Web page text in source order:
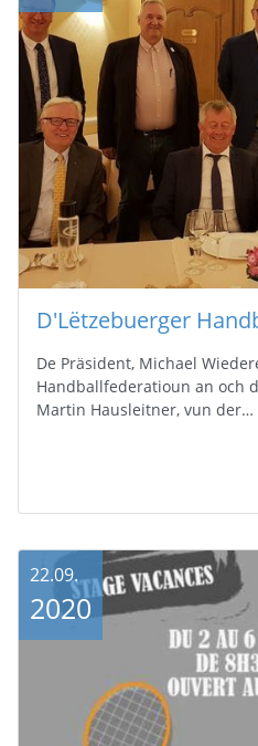
De Präsident, Michael
Handballfederatioun an och
Martin Hausleitner, vun der…
22.09.
2020